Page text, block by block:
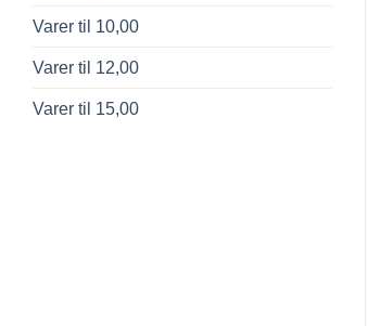
Varer til 10,00
Varer til 12,00
Varer til 15,00